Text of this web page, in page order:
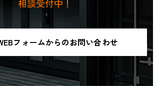
相談受付中！
フォームからのお問い合わせ